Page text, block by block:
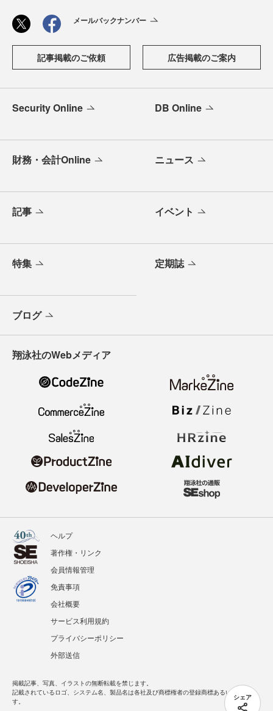
シェア
メールバックナンバー
記事掲載のご依頼 広告掲載のご案内
Security Online DB Online
財務・会計Online ニュース
記事 イベント
特集 定期誌
ブログ
翔泳社のWebメディア
ヘルプ
著作権・リンク
会員情報管理
免責事項
会社概要
サービス利用規約
プライバシーポリシー
外部送信
掲載記事、写真、イラストの無断転載を禁じます。
記載されているロゴ、システム名、製品名は各社及び商標権者の登録商標あるいは商標で
す。